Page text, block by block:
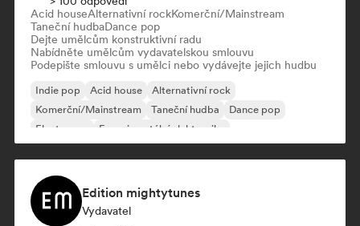
Acid houseAlternativní rockKomerční/Mainstream
Taneční hudbaDance pop
Dejte umělcům konstruktivní radu
Nabídněte umělcům vydavatelskou smlouvu
Podepište smlouvu s umělci nebo vydávejte jejich hudbu
Indie pop Acid house
Alternativní rock
Komerční/Mainstream
Taneční hudba
Dance pop
Electropop
Experimentální elektronika
Edition mightytunes
Vydavatel